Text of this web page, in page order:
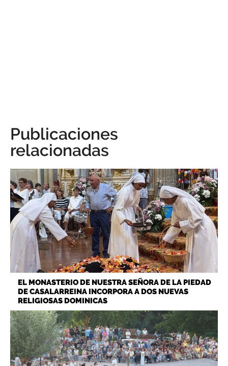
Publicaciones
relacionadas
EL MONASTERIO DE NUESTRA SEÑORA DE LA PIEDAD
DE CASALARREINA INCORPORA A DOS NUEVAS
RELIGIOSAS DOMINICAS